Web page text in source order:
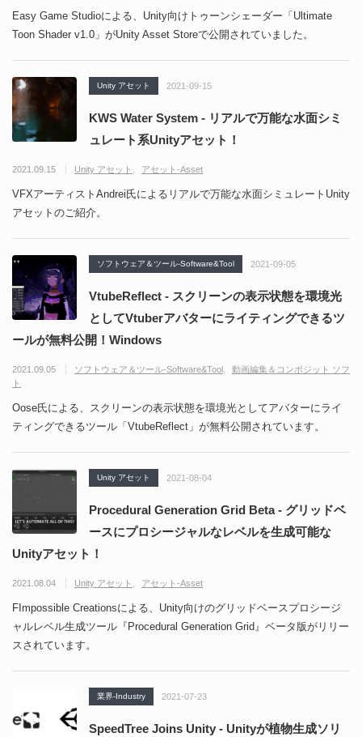
Easy Game Studioによる、Unity向けトゥーンシェーダー「Ultimate
Toon Shader v1.0」がUnity Asset Storeで公開されていました。
Unity アセット 2021-09-15
KWS Water System - リアルで万能な水面シミ
ュレート系Unityアセット！
2021.09.15 Unity アセット アセット-Asset
VFXアーティストAndrei氏によるリアルで万能な水面シミュレートUnity
アセットのご紹介。
ソフトウェア＆ツール-Software&Tool 2021-09-05
VtubeReflect - スクリーンの表示状態を環境光
としてVtuberアバターにライティングできるツ
ールが無料公開！Windows
2021.09.05 ソフトウェア＆ツール-Software&Tool
動画編集＆コンポジット ソフ
ト
Oose氏による、スクリーンの表示状態を環境光としてアバターにライ
ティングできるツール「VtubeReflect」が無料公開されています。
Unity アセット 2021-08-04
Procedural Generation Grid Beta - グリッドベ
ースにプロシージャルなレベルを生成可能な
Unityアセット！
2021.08.04 Unity アセット アセット-Asset
FImpossible Creationsによる、Unity向けのグリッドベースプロシージ
ャルレベル生成ツール『Procedural Generation Grid』ベータ版がリリー
スされています。
業界-Industry 2021-07-23
SpeedTree Joins Unity - Unityが植物生成ソリ